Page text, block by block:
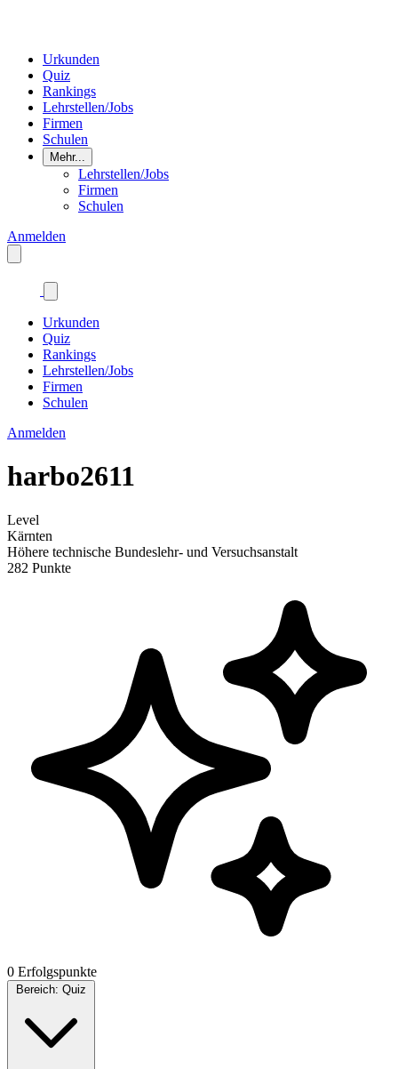
Urkunden
Quiz
Rankings
Lehrstellen/Jobs
Firmen
Schulen
Mehr...
Lehrstellen/Jobs
Firmen
Schulen
Anmelden
Urkunden
Quiz
Rankings
Lehrstellen/Jobs
Firmen
Schulen
Anmelden
harbo2611
Level
Kärnten
Höhere technische Bundeslehr- und Versuchsanstalt
282 Punkte
0 Erfolgspunkte
Bereich: Quiz